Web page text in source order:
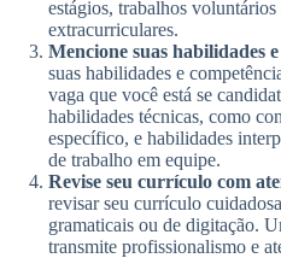
estágios, trabalhos
extracurriculares.
Mencione suas habilidades
suas habilidades e
vaga que você está se
habilidades técnicas, como
específico, e habilidades
de trabalho em equipe.
Revise seu currículo com
revisar seu currículo
gramaticais ou de digitação.
transmite profissionalismo e